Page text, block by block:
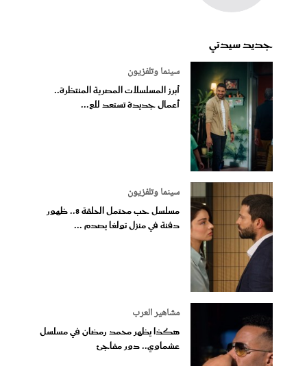
جديد سيدتي
سينما وتلفزيون
أبرز المسلسلات المصرية المنتظرة..
أعمال جديدة تستعد للع...
سينما وتلفزيون
مسلسل حب محتمل الحلقة 8.. ظهور
دفنة في منزل تولغا يصدم ...
مشاهير العرب
هكذا يظهر محمد رمضان في مسلسل
عشماوي.. دور مفاجئ